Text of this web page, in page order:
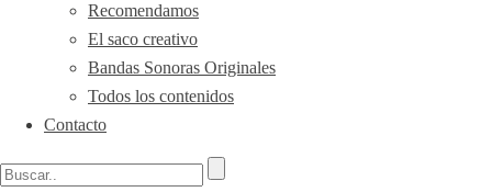
Recomendamos
El saco creativo
Bandas Sonoras Originales
Todos los contenidos
Contacto